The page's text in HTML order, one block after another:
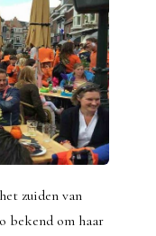
zuiden van
bekend om haar